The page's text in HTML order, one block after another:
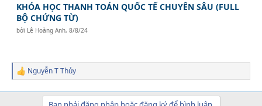
KHÓA HỌC THANH TOÁN QUỐC TẾ CHUYÊN SÂU (FULL
BỘ CHỨNG TỪ)
bởi Lê Hoàng Anh,8/8/24
R
a
Nguyễn T Thủy